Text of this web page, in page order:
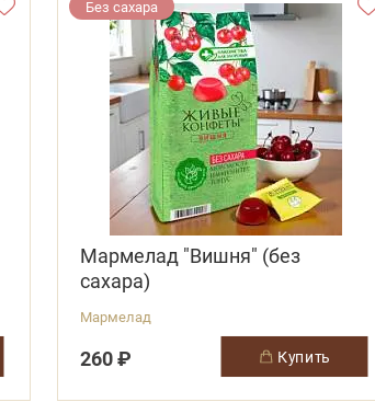
Без сахара
Мармелад "Вишня" (без
сахара)
Мармелад
260 ₽ купить